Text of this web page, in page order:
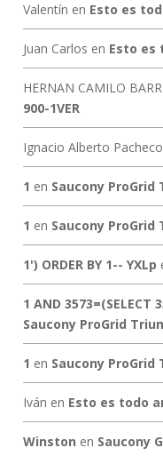
Valentín en Esto es
Juan Carlos en Esto es
HERNAN CAMILO
900-1VER
Ignacio Alberto
1 en Saucony ProGrid
1 en Saucony ProGrid
1') ORDER BY 1-- YXLp
1 AND 3573=(SELECT
Saucony ProGrid
1 en Saucony ProGrid
Iván en Esto es todo
Winston en Saucony